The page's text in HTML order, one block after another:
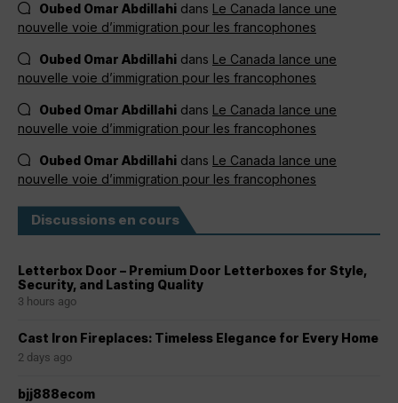
Oubed Omar Abdillahi dans Le Canada lance une
nouvelle voie d’immigration pour les francophones
Oubed Omar Abdillahi dans Le Canada lance une
nouvelle voie d’immigration pour les francophones
Oubed Omar Abdillahi dans Le Canada lance une
nouvelle voie d’immigration pour les francophones
Oubed Omar Abdillahi dans Le Canada lance une
nouvelle voie d’immigration pour les francophones
Discussions en cours
Letterbox Door – Premium Door Letterboxes for Style,
Security, and Lasting Quality
3 hours ago
Cast Iron Fireplaces: Timeless Elegance for Every Home
2 days ago
bjj888ecom